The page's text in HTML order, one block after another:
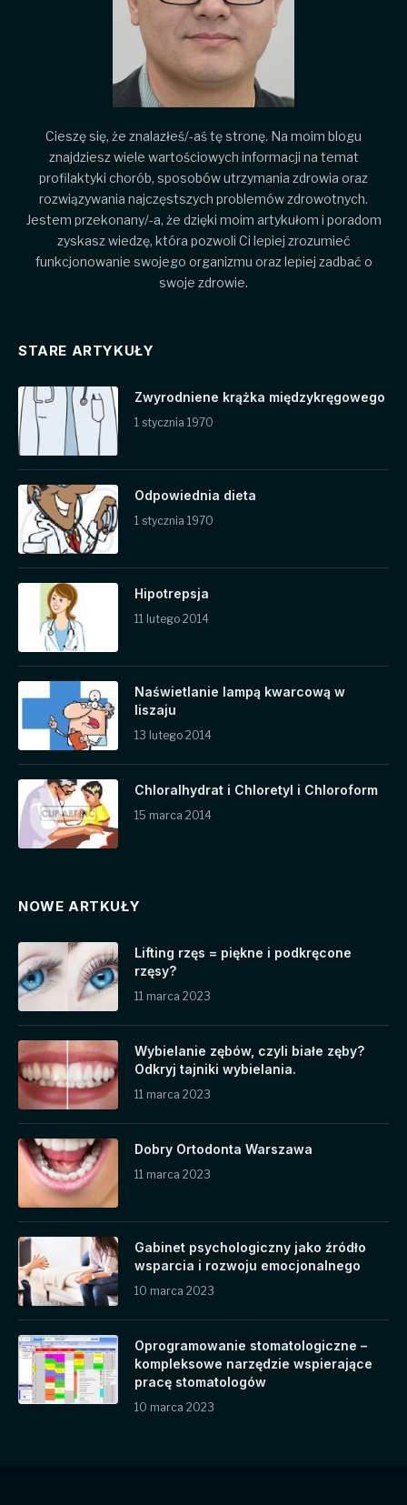
Cieszę się, że znalazłeś/-aś tę stronę. Na moim blogu
znajdziesz wiele wartościowych informacji na temat
profilaktyki chorób, sposobów utrzymania zdrowia oraz
rozwiązywania najczęstszych problemów zdrowotnych.
Jestem przekonany/-a, że dzięki moim artykułom i poradom
zyskasz wiedzę, która pozwoli Ci lepiej zrozumieć
funkcjonowanie swojego organizmu oraz lepiej zadbać o
swoje zdrowie.
STARE ARTYKUŁY
Zwyrodniene krążka międzykręgowego
1 stycznia 1970
Odpowiednia dieta
1 stycznia 1970
Hipotrepsja
11 lutego 2014
Naświetlanie lampą kwarcową w
liszaju
13 lutego 2014
Chloralhydrat i Chloretyl i Chloroform
15 marca 2014
NOWE ARTKUŁY
Lifting rzęs = piękne i podkręcone
rzęsy?
11 marca 2023
Wybielanie zębów, czyli białe zęby?
Odkryj tajniki wybielania.
11 marca 2023
Dobry Ortodonta Warszawa
11 marca 2023
Gabinet psychologiczny jako źródło
wsparcia i rozwoju emocjonalnego
10 marca 2023
Oprogramowanie stomatologiczne –
kompleksowe narzędzie wspierające
pracę stomatologów
10 marca 2023